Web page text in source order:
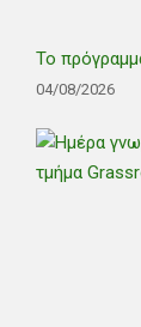
Το
04/08/2026